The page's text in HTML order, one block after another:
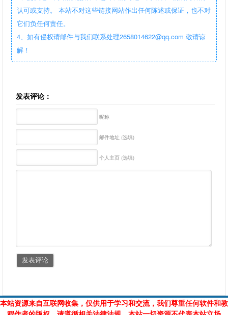
认可或支持。 本站不对这些链接网站作出任何陈述或保证，也不对
它们负任何责任。
4、如有侵权请邮件与我们联系处理2658014622@qq.com 敬请谅
解！
发表评论：
昵称
邮件地址 (选填)
个人主页 (选填)
本站资源来自互联网收集，仅供用于学习和交流，我们尊重任何软件和教